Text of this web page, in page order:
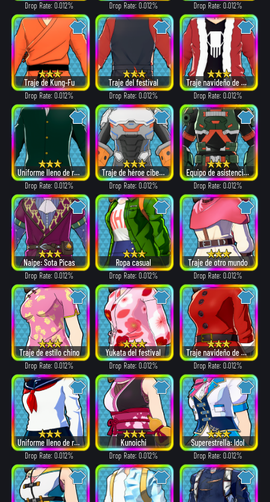
Drop Rate: 0.012% Drop Rate: 0.012% Drop Rate: 0.012%
Traje de Kung-Fu
Drop Rate: 0.012%
Traje del festival
Drop Rate: 0.012%
Traje navideño de Papá Noel
Drop Rate: 0.012%
Uniforme lleno de recuerdos
Drop Rate: 0.012%
Traje de héroe cibernético
Drop Rate: 0.012%
Equipo de asistencia de dones
Drop Rate: 0.012%
Naipe: Sota Picas
Drop Rate: 0.012%
Ropa casual
Drop Rate: 0.012%
Traje de otro mundo
Drop Rate: 0.012%
Traje de estilo chino
Drop Rate: 0.012%
Yukata del festival
Drop Rate: 0.012%
Traje navideño de Papá Noel
Drop Rate: 0.012%
Uniforme lleno de recuerdos
Drop Rate: 0.012%
Kunoichi
Drop Rate: 0.012%
Superestrella: Idol
Drop Rate: 0.012%